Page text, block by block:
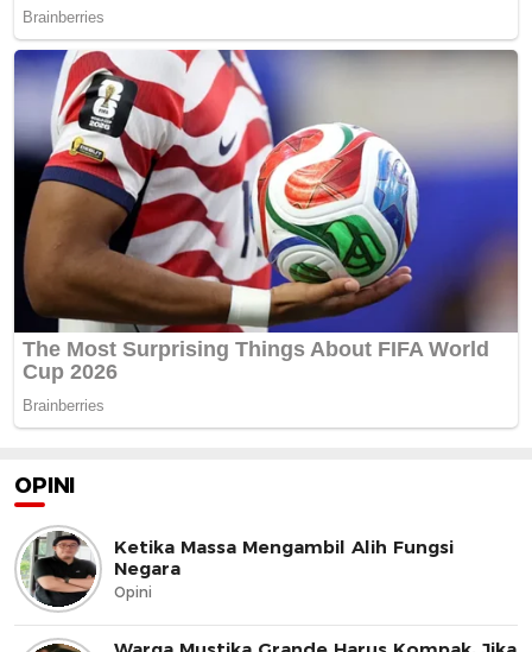
OPINI
Ketika Massa Mengambil Alih Fungsi
Negara
Opini